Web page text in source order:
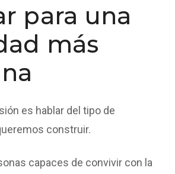
para una
más
es hablar del tipo de
construir.
capaces de convivir con la